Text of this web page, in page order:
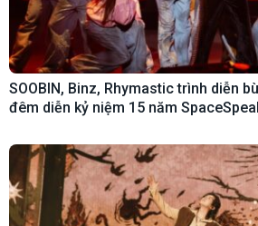
SOOBIN, Binz, Rhymastic trình diễn
đêm diễn kỷ niệm 15 năm